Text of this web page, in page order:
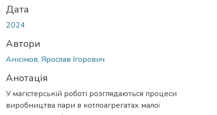
Дата
2024
Автори
Анісімов, Ярослав Ігорович
Анотація
У магістерській роботі розглядаються процеси
виробництва пари в котлоагрегатах малої